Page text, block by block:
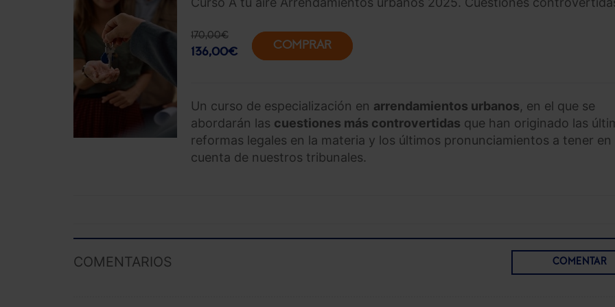
170,00€
136,00€
COMPRAR
Un curso de especialización en arrendamientos urbanos, en el que se
abordarán las cuestiones más controvertidas que han originado las
reformas legales en la materia y los últimos pronunciamientos a tener en
cuenta de nuestros tribunales.
COMENTARIOS COMENTAR